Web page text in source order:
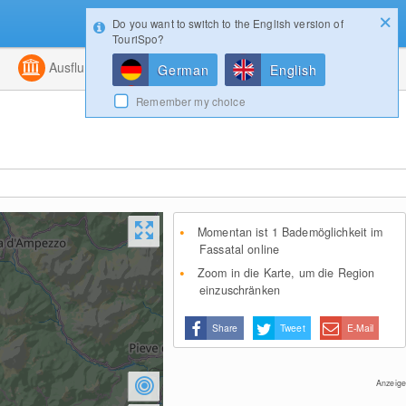
Kombiniert
Ausflugsziele Magazin
Momentan ist 1 Bademöglichkeit im
Fassatal online
Zoom in die Karte, um die Region
einzuschränken
Share Tweet E-Mail
Anzeige
Login
Do you want to switch to the English version of
TouriSpo?
German English
Remember my choice
Konfigurator Gewinnspiele